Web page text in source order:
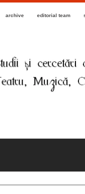
archive editorial team